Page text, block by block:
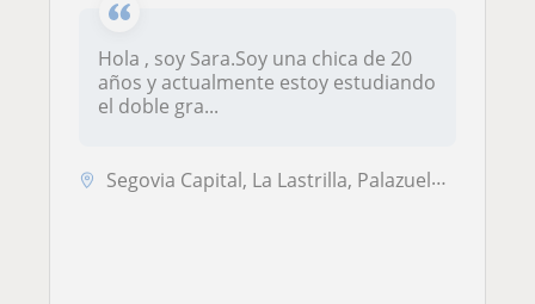
Hola , soy Sara.Soy una chica de 20
años y actualmente estoy estudiando
el doble gra...
Segovia Capital, La Lastrilla, Palazuelos de Eresma, San Cristóbal de Segovia